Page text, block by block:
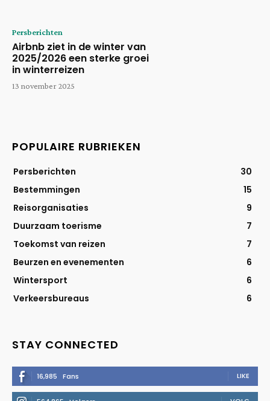
Persberichten
Airbnb ziet in de winter van
2025/2026 een sterke groei
in winterreizen
13 november 2025
POPULAIRE RUBRIEKEN
Persberichten
30
Bestemmingen
15
Reisorganisaties
9
Duurzaam toerisme
7
Toekomst van reizen
7
Beurzen en evenementen
6
Wintersport
6
Verkeersbureaus
6
STAY CONNECTED
16,985 Fans LIKE